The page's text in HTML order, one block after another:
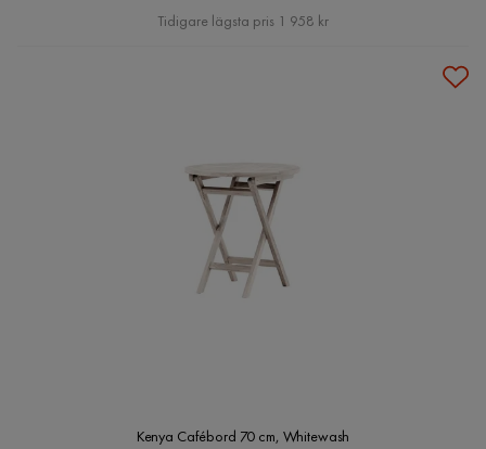
Pris
Tidigare lägsta pris 1 958 kr
Kenya Cafébord 70 cm, Whitewash